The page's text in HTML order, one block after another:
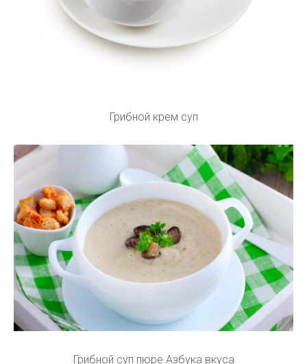
Грибной крем суп
Грибной суп пюре Азбука вкуса